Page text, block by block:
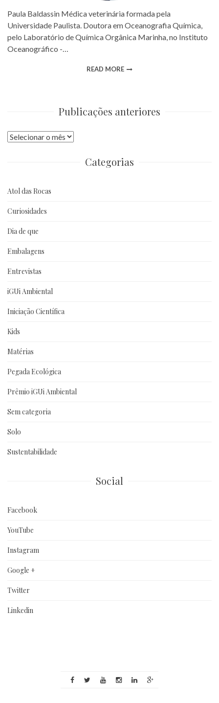
Paula Baldassin Médica veterinária formada pela
Universidade Paulista. Doutora em Oceanografia Química,
pelo Laboratório de Química Orgânica Marinha, no Instituto
Oceanográfico -…
READ MORE
Publicações anteriores
Publicações
Categorias
Atol das Rocas
Curiosidades
Dia de que
Embalagens
Entrevistas
iGUi Ambiental
Iniciação Científica
Kids
Matérias
Pegada Ecológica
Prêmio iGUi Ambiental
Sem categoria
Solo
Sustentabilidade
Social
Facebook
YouTube
Instagram
Google +
Twitter
Linkedin